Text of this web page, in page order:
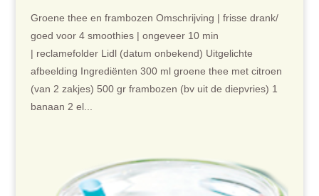
Groene thee en frambozen Omschrijving | frisse drank/
goed voor 4 smoothies | ongeveer 10 min
| reclamefolder Lidl (datum onbekend) Uitgelichte
afbeelding Ingrediënten 300 ml groene thee met citroen
(van 2 zakjes) 500 gr frambozen (bv uit de diepvries) 1
banaan 2 el...